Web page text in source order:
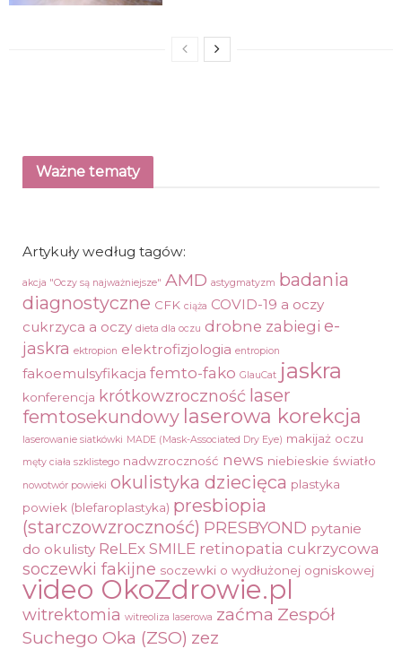
Ważne tematy
Artykuły według tagów:
akcja "Oczy są najważniejsze" AMD astygmatyzm badania
diagnostyczne CFK ciąża COVID-19 a oczy
cukrzyca a oczy dieta dla oczu drobne zabiegi e-
jaskra ektropion elektrofizjologia entropion
fakoemulsyfikacja femto-fako GlauCat jaskra
konferencja krótkowzroczność laser
femtosekundowy laserowa korekcja
laserowanie siatkówki MADE (Mask-Associated Dry Eye) makijaż oczu
męty ciała szklistego nadwzroczność news niebieskie światło
nowotwór powieki okulistyka dziecięca plastyka
powiek (blefaroplastyka) presbiopia
(starczowzroczność) PRESBYOND pytanie
do okulisty ReLEx SMILE retinopatia cukrzycowa
soczewki fakijne soczewki o wydłużonej ogniskowej
video OkoZdrowie.pl
witrektomia witreoliza laserowa zaćma Zespół
Suchego Oka (ZSO) zez